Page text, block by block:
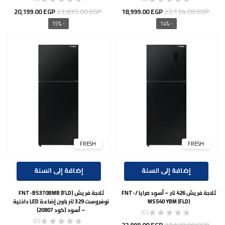
22,124.00EGP
السعر
الأصلي
22,124.00 EGP.
18,999.00EGP
السعر
- 14%
23,835.00EGP
السعر
الأصلي
23,835.00 EGP.
20,199.00EGP
- 15%
FRESH
إضافة إلى السلة
ثلاجة فريش 426 لتر – أسود مرايا /FNT-
MS540 YBM (FLD)
(0)
FRESH
إضافة إلى السلة
ثلاجة فريش FNT-BS370BMB (FLD)
نوفروست 329 لتر بابين إضاءة LED داخلية
– أسود (كود 20807)
(0)